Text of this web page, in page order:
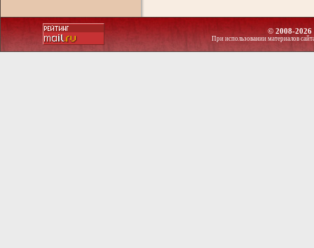
© 2008-2026
При использовании материалов